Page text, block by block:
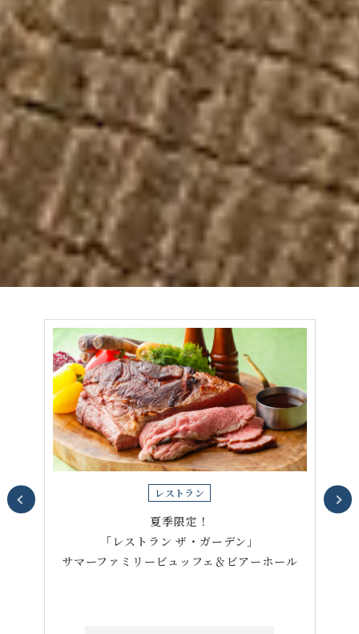
レストラン
屋上アウトドア
バーベキュー 星
7月1日（水）～